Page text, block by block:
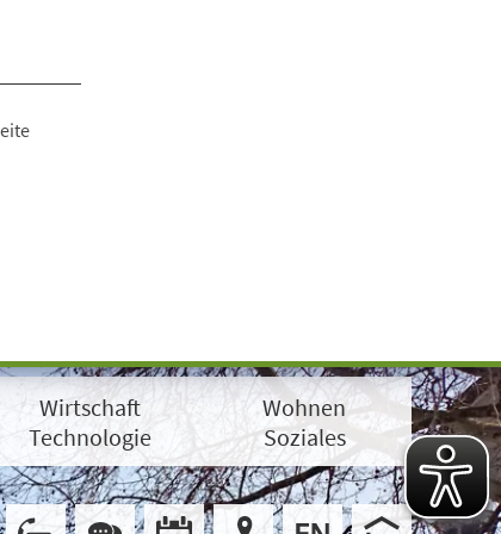
Wirtschaft
Technologie
Wohnen
Soziales